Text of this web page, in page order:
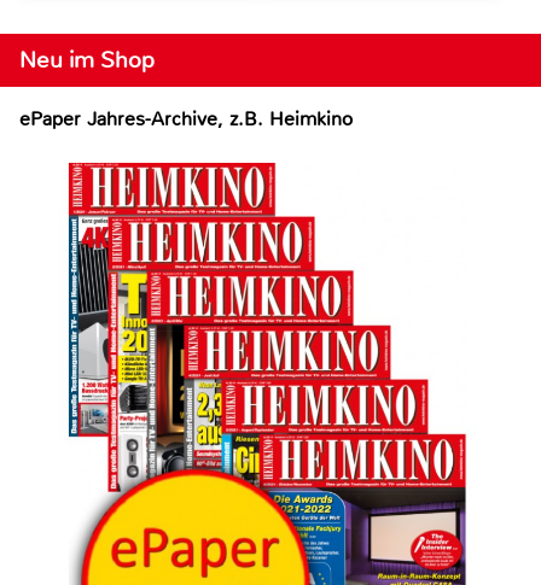
Neu im Shop
ePaper Jahres-Archive, z.B. Heimkino